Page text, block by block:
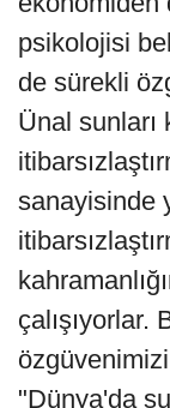
psikolojisi
de sürekli
Ünal sunları
sanayisinde
çalışıyorlar.
"Dünya'da